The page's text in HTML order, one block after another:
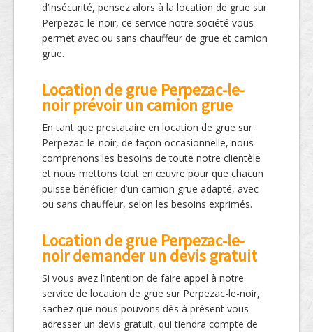
d’insécurité, pensez alors à la location de grue sur
Perpezac-le-noir, ce service notre société vous
permet avec ou sans chauffeur de grue et camion
grue.
Location de grue Perpezac-le-
noir prévoir un camion grue
En tant que prestataire en location de grue sur
Perpezac-le-noir, de façon occasionnelle, nous
comprenons les besoins de toute notre clientèle
et nous mettons tout en œuvre pour que chacun
puisse bénéficier d’un camion grue adapté, avec
ou sans chauffeur, selon les besoins exprimés.
Location de grue Perpezac-le-
noir demander un devis gratuit
Si vous avez l’intention de faire appel à notre
service de location de grue sur Perpezac-le-noir,
sachez que nous pouvons dès à présent vous
adresser un devis gratuit, qui tiendra compte de